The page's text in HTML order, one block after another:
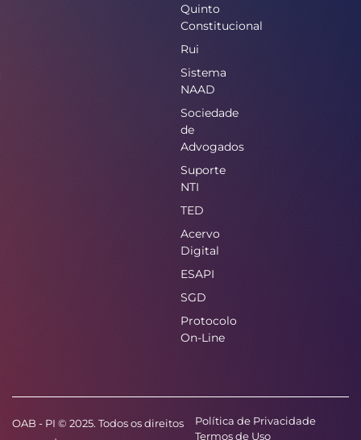
Quinto
Constitucional
Rui
Sistema
NAAD
Sociedade
de
Advogados
Suporte
NTI
TED
Acervo
Digital
ESAPI
SGD
Protocolo
On-Line
OAB - PI © 2025. Todos os direitos
Política de Privacidade
Termos de Uso